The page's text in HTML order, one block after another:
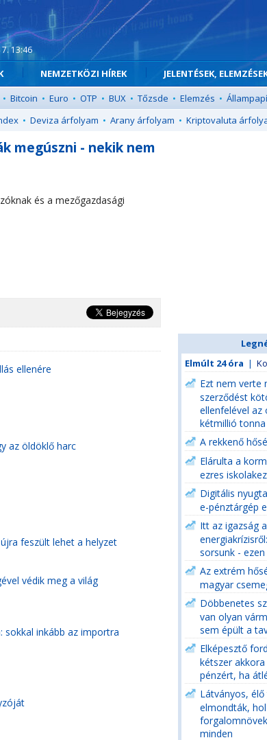
7. 13:46
NEMZETKÖZI HÍREK JELENTÉSEK,
• Bitcoin • Euro • OTP • BUX • Tőzsde • Elemzés •
• Deviza árfolyam • Arany árfolyam • Kriptovaluta
megúszni - nekik nem
és a mezőgazdasági
ellenére
az öldöklő harc
feszült lehet a helyzet
védik meg a világ
sokkal inkább az importra
Elmúlt 24 óra |
Ezt nem verte
szerződést
ellenfelével
kétmillió
A rekkenő
Elárulta a
ezres
Digitális
e-pénztárgép
Itt az igazság
sorsunk -
Az extrém
magyar
Döbbenetes
van olyan
sem épült a
Elképesztő
kétszer
pénzért, ha
Látványos,
elmondták,
minden